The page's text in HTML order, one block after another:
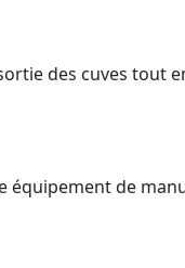
des cuves tout
équipement de